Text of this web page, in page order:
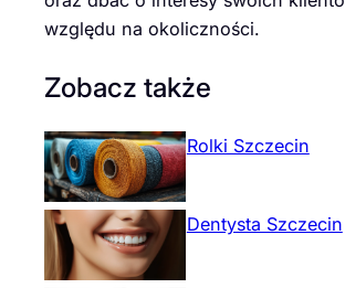
względu na okoliczności.
Zobacz także
Rolki Szczecin
Dentysta Szczecin